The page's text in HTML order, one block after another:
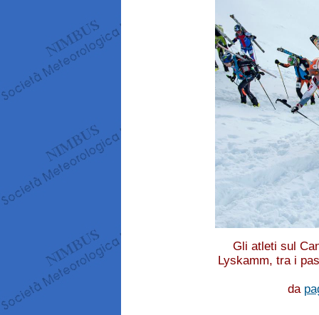
Gli atleti sul
Lyskamm, tra i
da